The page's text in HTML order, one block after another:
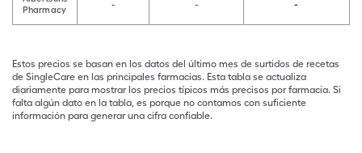
Pharmacy
- - -
Estos precios se basan en los datos del último mes de surtidos de recetas
de SingleCare en las principales farmacias. Esta tabla se actualiza
diariamente para mostrar los precios típicos más precisos por farmacia. Si
falta algún dato en la tabla, es porque no contamos con suficiente
información para generar una cifra confiable.